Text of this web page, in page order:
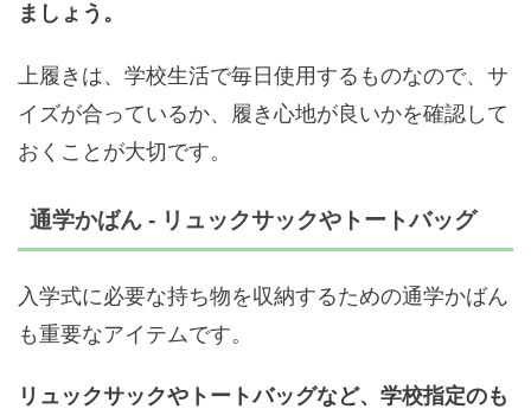
ましょう。
上履きは、学校生活で毎日使用するものなので、サ
イズが合っているか、履き心地が良いかを確認して
おくことが大切です。
通学かばん - リュックサックやトートバッグ
入学式に必要な持ち物を収納するための通学かばん
も重要なアイテムです。
リュックサックやトートバッグなど、学校指定のも